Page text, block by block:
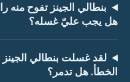
بنطالي الجينز تفوح منه
هل يجب عليّ غسله؟
لقد غسلت بنطالي
الخطأ. هل تدمر؟